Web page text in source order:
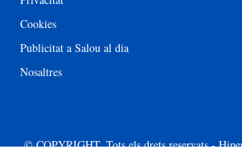
Cookies
Publicitat a Salou al dia
Nosaltres
© COPYRIGHT. Tots els drets reservats -